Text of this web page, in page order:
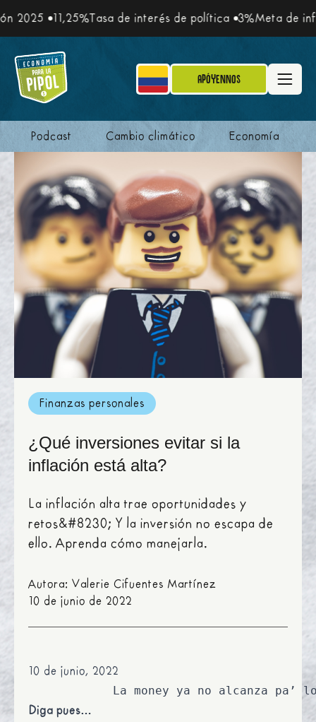
Tasa de interés de política 3%Meta de inflación 5,1%
Apóyennos
Podcast Cambio climático Economía
Finanzas personales
¿Qué inversiones evitar si la
inflación está alta?
La inflación alta trae oportunidades y
retos&#8230; Y la inversión no escapa de
ello. Aprenda cómo manejarla.
Autora: Valerie Cifuentes Martínez
10 de junio de 2022
10 de junio, 2022
Diga pues…